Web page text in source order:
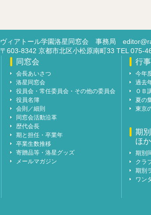
ヴィアトール学園洛星同窓会 事務局
〒603-8342 京都市北区小松原南町33 TEL 075-
同窓会
会長あいさつ
洛星同窓会
役員会・常任委員会・その他の委員会
役員名簿
会則／細則
同窓会活動沿革
歴代会長
期と担任・卒業年
卒業生数推移
寄贈品等・洛星グッズ
メールマガジン
行事
今年
過去
ＯＢ
夏の
東京
期
ほか
期別
クラ
期別
ワン